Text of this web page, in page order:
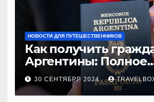
НОВОСТИ ДЛЯ ПУТЕШЕСТВЕННИКОВ
Как получить
Аргентины: Полное
руководство
30 СЕНТЯБРЯ 2024